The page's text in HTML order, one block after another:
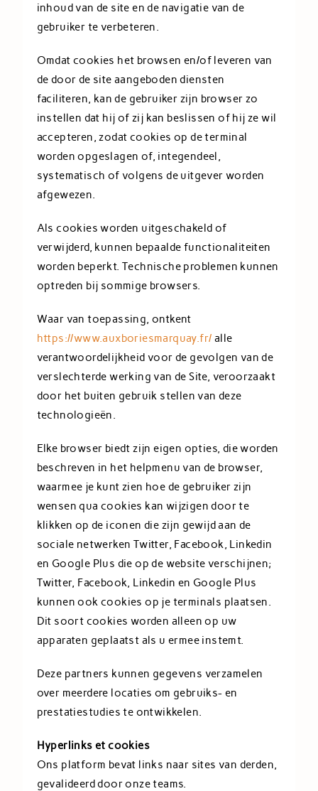
inhoud van de site en de navigatie van de
gebruiker te verbeteren.
Omdat cookies het browsen en/of leveren van
de door de site aangeboden diensten
faciliteren, kan de gebruiker zijn browser zo
instellen dat hij of zij kan beslissen of hij ze wil
accepteren, zodat cookies op de terminal
worden opgeslagen of, integendeel,
systematisch of volgens de uitgever worden
afgewezen.
Als cookies worden uitgeschakeld of
verwijderd, kunnen bepaalde functionaliteiten
worden beperkt. Technische problemen kunnen
optreden bij sommige browsers.
Waar van toepassing, ontkent
https://www.auxboriesmarquay.fr/ alle
verantwoordelijkheid voor de gevolgen van de
verslechterde werking van de Site, veroorzaakt
door het buiten gebruik stellen van deze
technologieën.
Elke browser biedt zijn eigen opties, die worden
beschreven in het helpmenu van de browser,
waarmee je kunt zien hoe de gebruiker zijn
wensen qua cookies kan wijzigen door te
klikken op de iconen die zijn gewijd aan de
sociale netwerken Twitter, Facebook, Linkedin
en Google Plus die op de website verschijnen;
Twitter, Facebook, Linkedin en Google Plus
kunnen ook cookies op je terminals plaatsen.
Dit soort cookies worden alleen op uw
apparaten geplaatst als u ermee instemt.
Deze partners kunnen gegevens verzamelen
over meerdere locaties om gebruiks- en
prestatiestudies te ontwikkelen.
Hyperlinks et cookies
Ons platform bevat links naar sites van derden,
gevalideerd door onze teams.